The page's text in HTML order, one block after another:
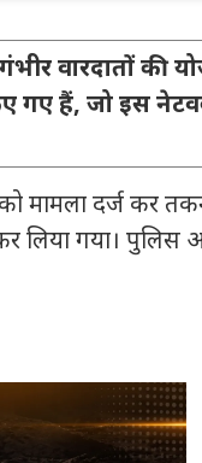
वारदातों की
गए हैं, जो इस
मामला दर्ज कर
लिया गया।